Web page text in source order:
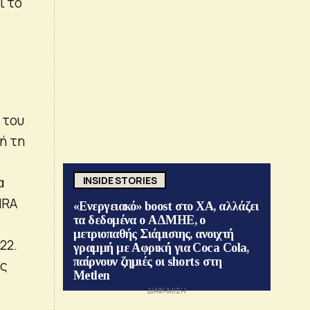
τη
INSIDE STORIES
«Ενεργειακό» boost στο ΧΑ, αλλάζει
τα δεδομένα ο ΑΔΜΗΕ, ο
μετριοπαθής Σιάμισιης, ανοιχτή
γραμμή με Αφρική για Coca Cola,
παίρνουν ζημιές οι shorts στη
Metlen